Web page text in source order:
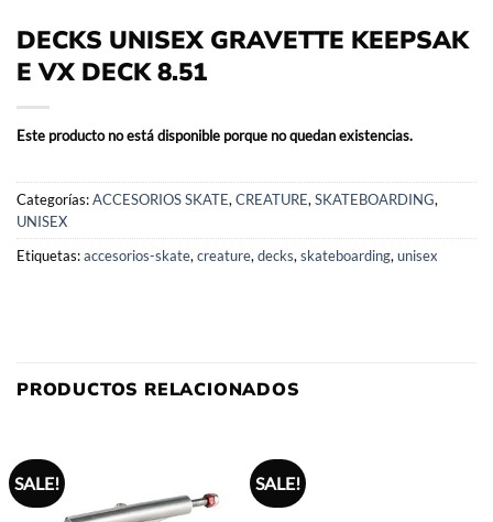
DECKS UNISEX GRAVETTE KEEPSAK
E VX DECK 8.51
Este producto no está disponible porque no quedan existencias.
Categorías:ACCESORIOS SKATE, CREATURE, SKATEBOARDING,
UNISEX
Etiquetas:accesorios-skate, creature, decks, skateboarding, unisex
PRODUCTOS RELACIONADOS
SALE! SALE!